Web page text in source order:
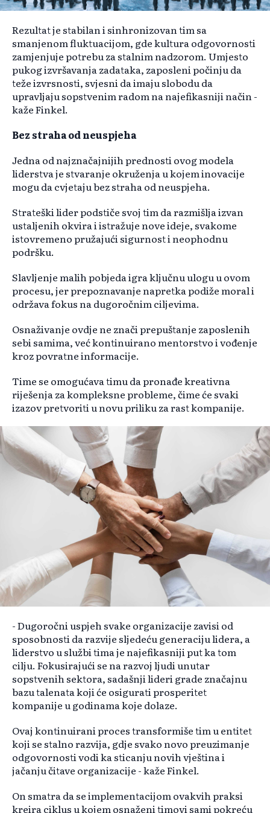
Rezultat je stabilan i sinhronizovan tim sa
smanjenom fluktuacijom, gde kultura odgovornosti
zamjenjuje potrebu za stalnim nadzorom. Umjesto
pukog izvršavanja zadataka, zaposleni počinju da
teže izvrsnosti, svjesni da imaju slobodu da
upravljaju sopstvenim radom na najefikasniji način -
kaže Finkel.
Bez straha od neuspjeha
Jedna od najznačajnijih prednosti ovog modela
liderstva je stvaranje okruženja u kojem inovacije
mogu da cvjetaju bez straha od neuspjeha.
Strateški lider podstiče svoj tim da razmišlja izvan
ustaljenih okvira i istražuje nove ideje, svakome
istovremeno pružajući sigurnost i neophodnu
podršku.
Slavljenje malih pobjeda igra ključnu ulogu u ovom
procesu, jer prepoznavanje napretka podiže moral i
održava fokus na dugoročnim ciljevima.
Osnaživanje ovdje ne znači prepuštanje zaposlenih
sebi samima, već kontinuirano mentorstvo i vođenje
kroz povratne informacije.
Time se omogućava timu da pronađe kreativna
riješenja za kompleksne probleme, čime će svaki
izazov pretvoriti u novu priliku za rast kompanije.
- Dugoročni uspjeh svake organizacije zavisi od
sposobnosti da razvije sljedeću generaciju lidera, a
liderstvo u službi tima je najefikasniji put ka tom
cilju. Fokusirajući se na razvoj ljudi unutar
sopstvenih sektora, sadašnji lideri grade značajnu
bazu talenata koji će osigurati prosperitet
kompanije u godinama koje dolaze.
Ovaj kontinuirani proces transformiše tim u entitet
koji se stalno razvija, gdje svako novo preuzimanje
odgovornosti vodi ka sticanju novih vještina i
jačanju čitave organizacije - kaže Finkel.
On smatra da se implementacijom ovakvih praksi
kreira ciklus u kojem osnaženi timovi sami pokreću